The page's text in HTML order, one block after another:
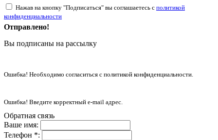
Нажав на кнопку "Подписаться" вы соглашаетесь с политикой
конфиденциальности
Отправлено!
Вы подписаны на рассылку
Ошибка! Необходимо согласиться с политикой конфиденциальности.
Ошибка! Введите корректный e-mail адрес.
Обратная связь
Ваше имя:
Телефон *: